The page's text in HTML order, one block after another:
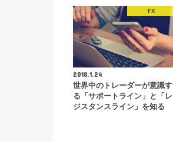
FX
2018.1.24
世界中のトレーダーが意識す
る「サポートライン」と「レ
ジスタンスライン」を知る